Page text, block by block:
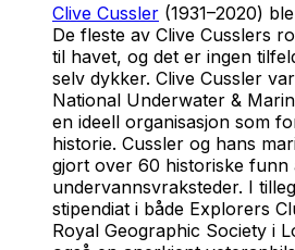
Clive Cussler (1931–2020)
De fleste av Clive Cusslers
til havet, og det er ingen
selv dykker. Clive Cussler
National Underwater &
en ideell organisasjon som
historie. Cussler og hans
gjort over 60 historiske funn
undervannsvraksteder. I
stipendiat i både Explorers
Royal Geographic Society i